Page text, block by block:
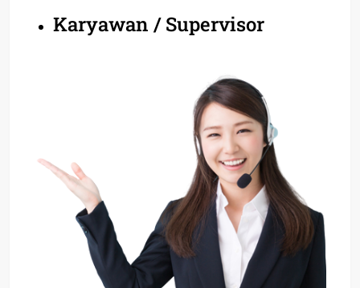
Karyawan / Supervisor